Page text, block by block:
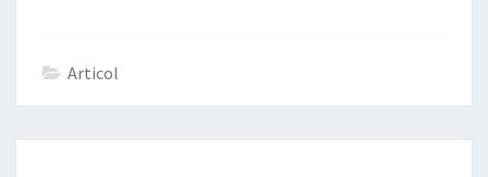
Articol